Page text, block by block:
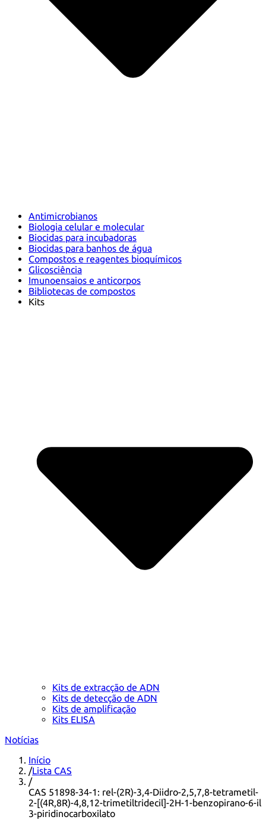
Antimicrobianos
Biologia celular e molecular
Biocidas para incubadoras
Biocidas para banhos de água
Compostos e reagentes bioquímicos
Glicosciência
Imunoensaios e anticorpos
Bibliotecas de compostos
Kits
Kits de extracção de ADN
Kits de detecção de ADN
Kits de amplificação
Kits ELISA
Notícias
Início
/Lista CAS
/
CAS 51898-34-1: rel-(2R)-3,4-Diidro-2,5,7,8-tetrametil-
2-[(4R,8R)-4,8,12-trimetiltridecil]-2H-1-benzopirano-6-il
3-piridinocarboxilato